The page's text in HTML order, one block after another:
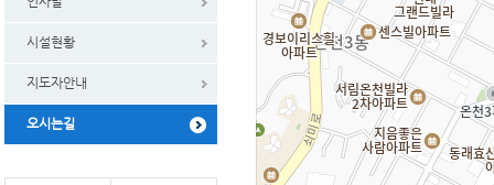
시설현황
지도자안내
오시는길